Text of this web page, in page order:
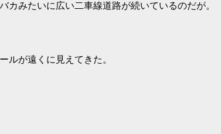
カみたいに広い二車線道路が続いているのだが。
ルが遠くに見えてきた。